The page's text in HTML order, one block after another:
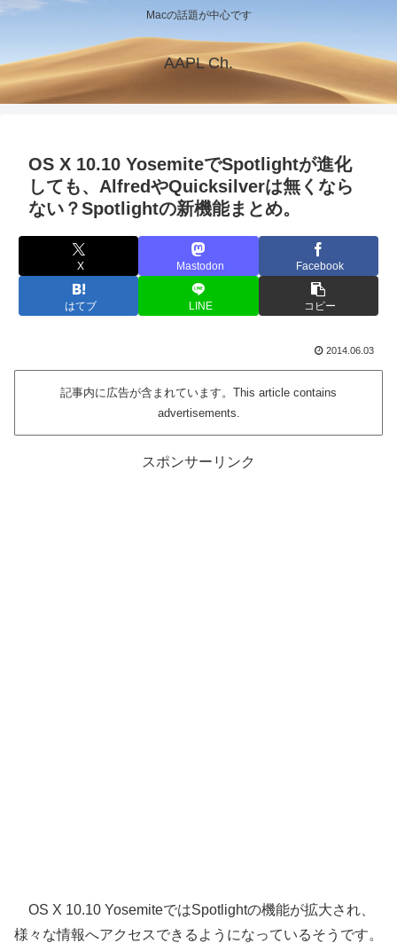
Macの話題が中心です
AAPL Ch.
OS X 10.10 YosemiteでSpotlightが進化
しても、AlfredやQuicksilverは無くなら
ない？Spotlightの新機能まとめ。
X Mastodon Facebook
はてブ LINE コピー
2014.06.03
記事内に広告が含まれています。This article contains
advertisements.
スポンサーリンク
OS X 10.10 YosemiteではSpotlightの機能が拡大され、
様々な情報へアクセスできるようになっているそうです。